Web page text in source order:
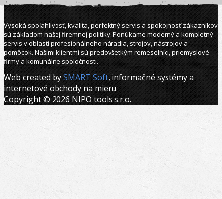
Vysoká spoľahlivosť, kvalita, perfektný servis a spokojnosť zákazníkov
sú základom našej firemnej politiky. Ponúkame moderný a kompletný
servis v oblasti profesionálneho náradia, strojov, nástrojov a
pomôcok. Našimi klientmi sú predovšetkým remeselníci, priemyslové
firmy a komunálne spoločnosti.
Web created bySMART Soft, informačné systémy a
internetové obchody na mieru
Copyright © 2026 NIPO tools s.r.o.